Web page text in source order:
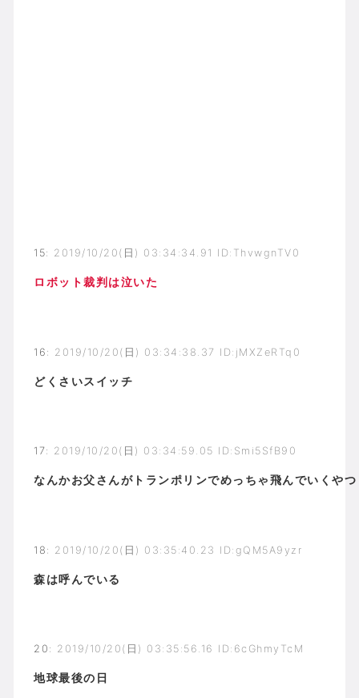
15: 2019/10/20(日) 03:34:34.91 ID:ThvwgnTV0
ロボット裁判は泣いた
16 : 2019/10/20(日) 03:34:38.37 ID:jMXZeRTq0
どくさいスイッチ
17: 2019/10/20(日) 03:34:59.05 ID:Smi5SfB90
なんかお父さんがトランポリンでめっちゃ飛んでいくやつ
18 : 2019/10/20(日) 03:35:40.23 ID:gQM5A9yzr
森は呼んでいる
20 : 2019/10/20(日) 03:35:56.16 ID:6cGhmyTcM
地球最後の日